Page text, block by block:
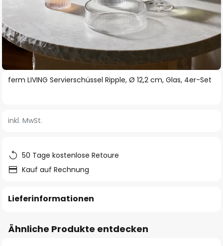
Zum
springen
ferm LIVING Servierschüssel Ripple, Ø 12,2 cm, Glas, 4er-Set
inkl. MwSt.
50 Tage kostenlose Retoure
Kauf auf Rechnung
Lieferinformationen
Ähnliche Produkte entdecken